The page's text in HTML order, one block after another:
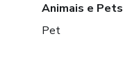
Animais e Pets
Pet